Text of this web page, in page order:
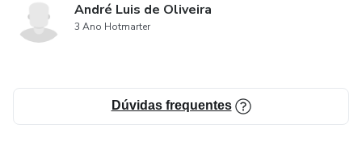
André Luis de Oliveira
3 Ano Hotmarter
Dúvidas frequentes